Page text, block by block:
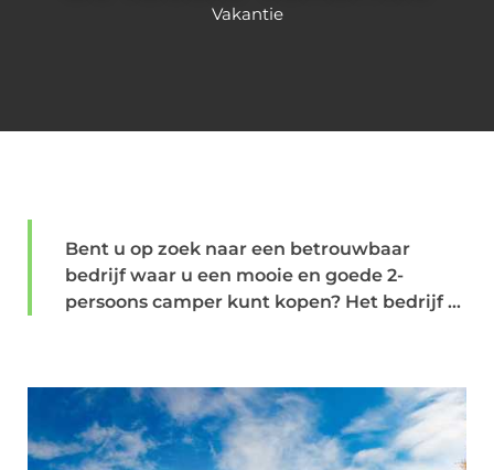
Vakantie
Bent u op zoek naar een betrouwbaar
bedrijf waar u een mooie en goede 2-
persoons camper kunt kopen? Het bedrijf ...